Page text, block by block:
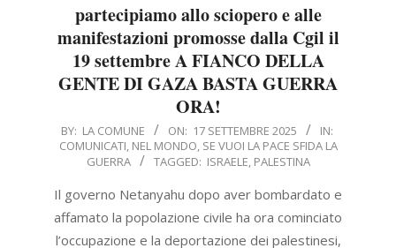
partecipiamo allo sciopero e alle
manifestazioni promosse dalla Cgil il
19 settembre A FIANCO DELLA
GENTE DI GAZA BASTA GUERRA
ORA!
2025-
09-
BY: LA COMUNE ON: 17 SETTEMBRE 2025
IN:
COMUNICATI, NEL MONDO, SE VUOI LA PACE SFIDA LA
GUERRA
TAGGED: ISRAELE, PALESTINA
Il governo Netanyahu dopo aver bombardato e
affamato la popolazione civile ha ora cominciato
l’occupazione e la deportazione dei palestinesi,